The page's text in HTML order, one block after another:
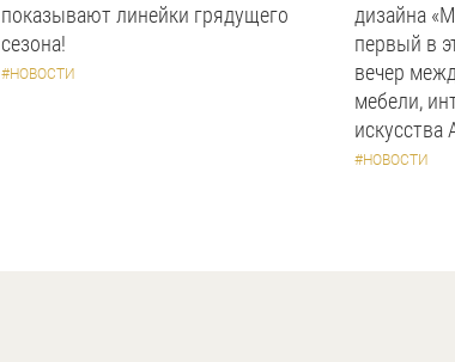
показывают линейки грядущего
сезона!
#НОВОСТИ
дизайна
первый в
вечер
мебели,
искусства
#НОВОСТИ